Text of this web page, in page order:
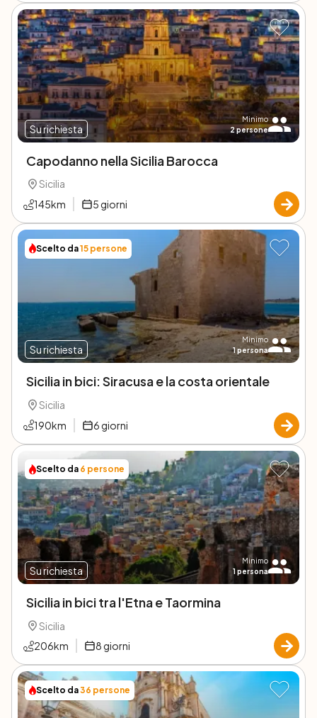
Su richiesta
Minimo
2persone
Capodanno nella Sicilia Barocca
Sicilia
145km 5giorni
Scelto da15 persone
Su richiesta
Minimo
1 persona
Sicilia in bici: Siracusa e la costa orientale
Sicilia
190km 6giorni
Scelto da 6 persone
Su richiesta
Minimo
1persona
Sicilia in bici tra l'Etna e Taormina
Sicilia
206km 8giorni
Scelto da36 persone